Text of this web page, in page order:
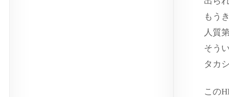
もう
人質
そう
タカ
この